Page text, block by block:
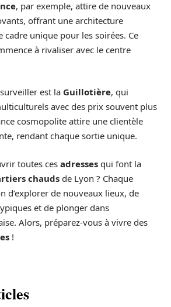
, par exemple, attire de nouveaux
offrant une architecture
cadre unique pour les soirées. Ce
à rivaliser avec le centre
est la Guillotière, qui
avec des prix souvent plus
cosmopolite attire une clientèle
rendant chaque sortie unique.
toutes ces adresses qui font la
chauds de Lyon ? Chaque
d’explorer de nouveaux lieux, de
et de plonger dans
Alors, préparez-vous à vivre des
!